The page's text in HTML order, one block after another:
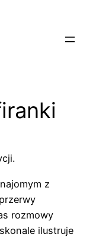
z
rozmowy
ilustruje